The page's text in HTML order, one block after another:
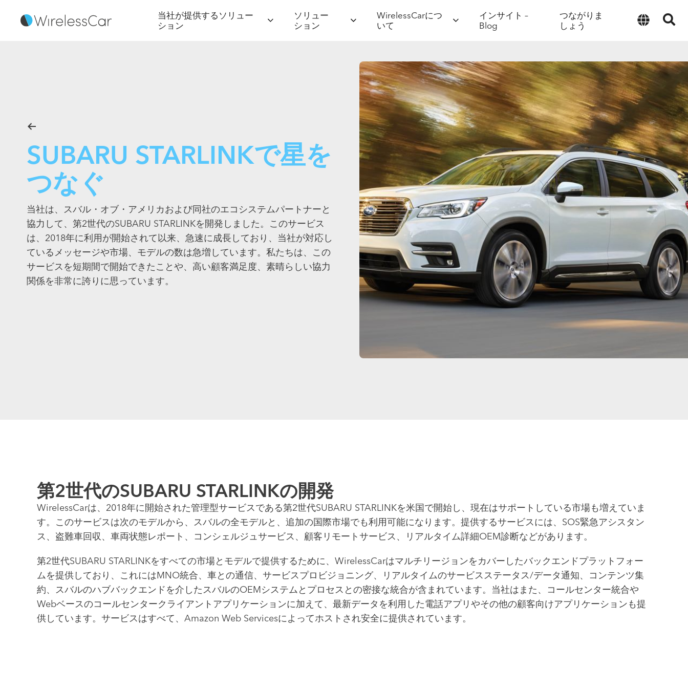
当社が提供するソリュー
ション
ソリュー
ション
WirelessCarにつ
いて
インサイト –
Blog
つながりま
しょう
SUBARU STARLINKで星を
つなぐ
当社は、スバル・オブ・アメリカおよび同社のエコシステムパートナーと
協力して、第2世代のSUBARU STARLINKを開発しました。このサービス
は、2018年に利用が開始されて以来、急速に成長しており、当社が対応し
ているメッセージや市場、モデルの数は急増しています。私たちは、この
サービスを短期間で開始できたことや、高い顧客満足度、素晴らしい協力
関係を非常に誇りに思っています。
第2世代のSUBARU STARLINKの開発
WirelessCarは、2018年に開始された管理型サービスである第2世代SUBARU STARLINKを米国で開始し、現在はサポートしている市場も増えていま
す。このサービスは次のモデルから、スバルの全モデルと、追加の国際市場でも利用可能になります。提供するサービスには、SOS緊急アシスタン
ス、盗難車回収、車両状態レポート、コンシェルジュサービス、顧客リモートサービス、リアルタイム詳細OEM診断などがあります。
第2世代SUBARU STARLINKをすべての市場とモデルで提供するために、WirelessCarはマルチリージョンをカバーしたバックエンドプラットフォー
ムを提供しており、これにはMNO統合、車との通信、サービスプロビジョニング、リアルタイムのサービスステータス/データ通知、コンテンツ集
約、スバルのハブバックエンドを介したスバルのOEMシステムとプロセスとの密接な統合が含まれています。当社はまた、コールセンター統合や
Webベースのコールセンタークライアントアプリケーションに加えて、最新データを利用した電話アプリやその他の顧客向けアプリケーションも提
供しています。サービスはすべて、Amazon Web Servicesによってホストされ安全に提供されています。